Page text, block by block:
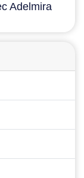
Adelmira